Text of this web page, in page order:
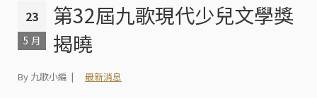
23
5 月
第32屆九歌現代少兒文學獎
揭曉
By 九歌小編 最新消息